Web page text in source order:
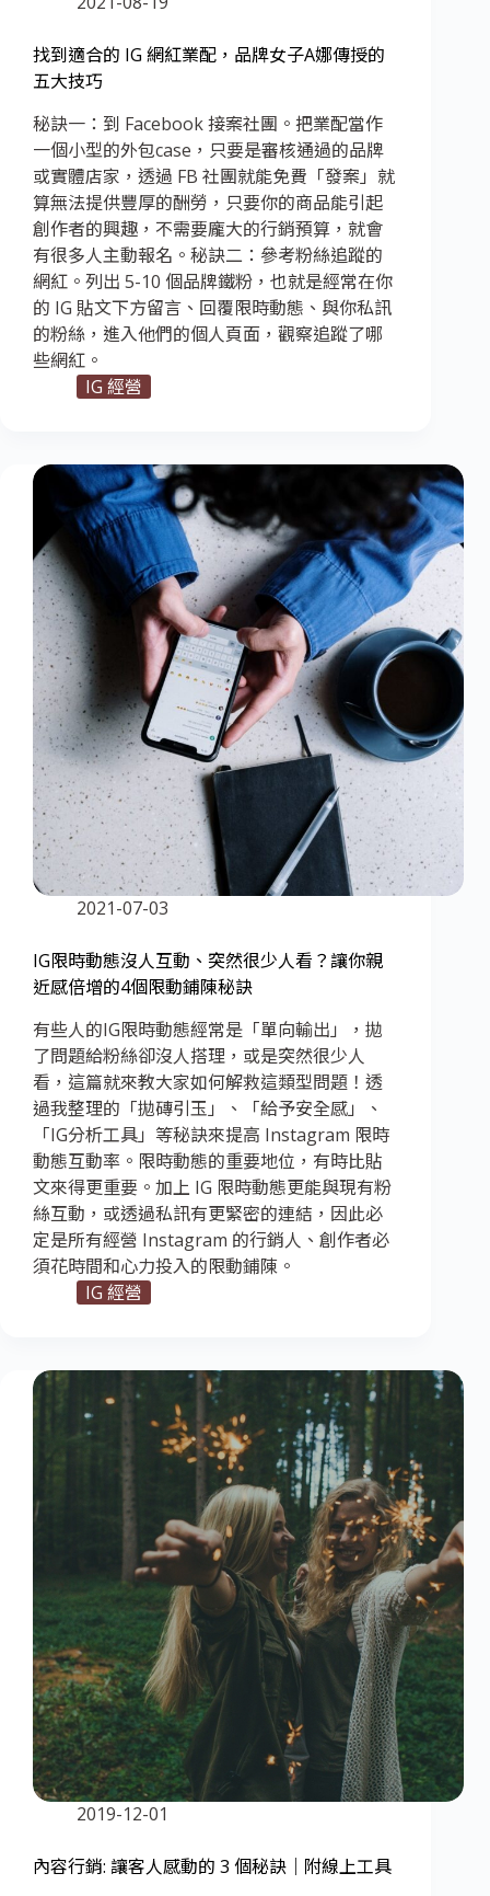
找到適合的 IG 網紅業配，品牌女子A娜傳授的
五大技巧
秘訣一：到 Facebook 接案社團。把業配當作
一個小型的外包case，只要是審核通過的品牌
或實體店家，透過 FB 社團就能免費「發案」就
算無法提供豐厚的酬勞，只要你的商品能引起
創作者的興趣，不需要龐大的行銷預算，就會
有很多人主動報名。秘訣二：參考粉絲追蹤的
網紅。列出 5-10 個品牌鐵粉，也就是經常在你
的 IG 貼文下方留言、回覆限時動態、與你私訊
的粉絲，進入他們的個人頁面，觀察追蹤了哪
些網紅。
IG 經營
2021-07-03
IG限時動態沒人互動、突然很少人看？讓你親
近感倍增的4個限動鋪陳秘訣
有些人的IG限時動態經常是「單向輸出」，拋
了問題給粉絲卻沒人搭理，或是突然很少人
看，這篇就來教大家如何解救這類型問題！透
過我整理的「拋磚引玉」、「給予安全感」、
「IG分析工具」等秘訣來提高 Instagram 限時
動態互動率。限時動態的重要地位，有時比貼
文來得更重要。加上 IG 限時動態更能與現有粉
絲互動，或透過私訊有更緊密的連結，因此必
定是所有經營 Instagram 的行銷人、創作者必
須花時間和心力投入的限動鋪陳。
IG 經營
2019-12-01
內容行銷: 讓客人感動的 3 個秘訣｜附線上工具